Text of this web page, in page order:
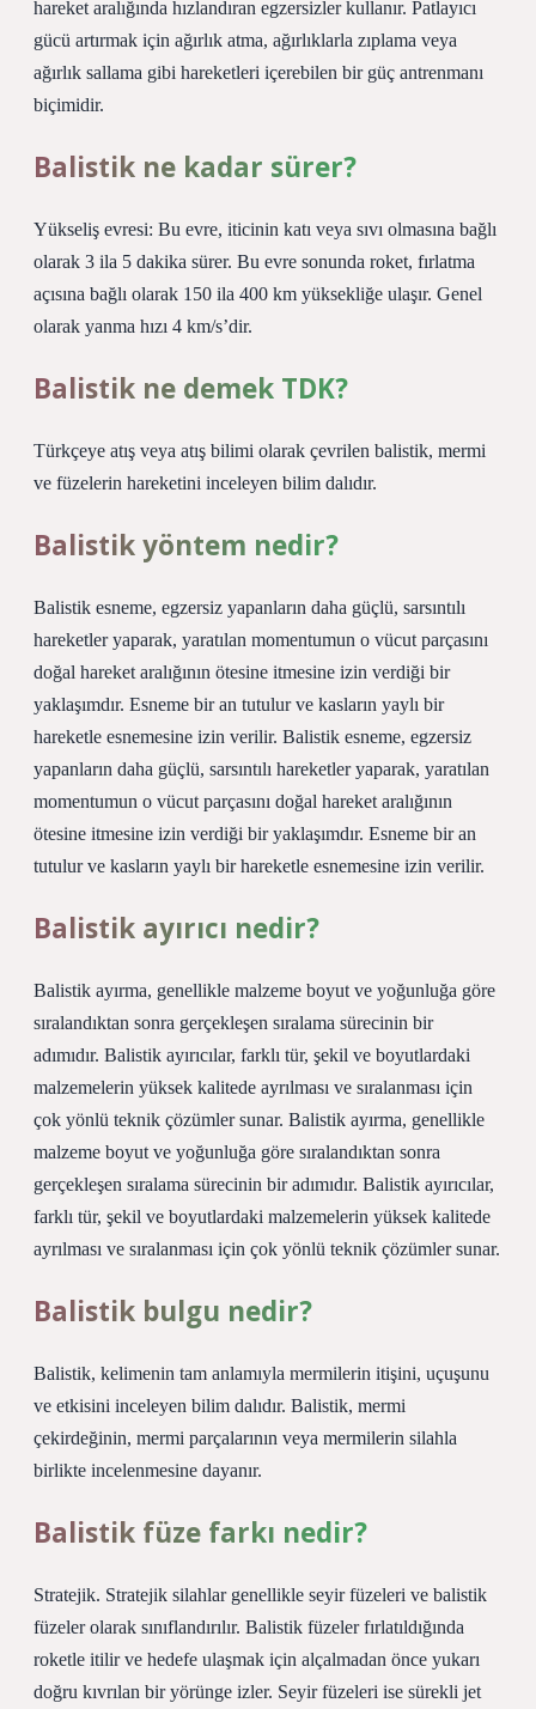
hareket aralığında hızlandıran egzersizler kullanır. Patlayıcı
gücü artırmak için ağırlık atma, ağırlıklarla zıplama veya
ağırlık sallama gibi hareketleri içerebilen bir güç antrenmanı
biçimidir.
Balistik ne kadar sürer?
Yükseliş evresi: Bu evre, iticinin katı veya sıvı olmasına bağlı
olarak 3 ila 5 dakika sürer. Bu evre sonunda roket, fırlatma
açısına bağlı olarak 150 ila 400 km yüksekliğe ulaşır. Genel
olarak yanma hızı 4 km/s’dir.
Balistik ne demek TDK?
Türkçeye atış veya atış bilimi olarak çevrilen balistik, mermi
ve füzelerin hareketini inceleyen bilim dalıdır.
Balistik yöntem nedir?
Balistik esneme, egzersiz yapanların daha güçlü, sarsıntılı
hareketler yaparak, yaratılan momentumun o vücut parçasını
doğal hareket aralığının ötesine itmesine izin verdiği bir
yaklaşımdır. Esneme bir an tutulur ve kasların yaylı bir
hareketle esnemesine izin verilir. Balistik esneme, egzersiz
yapanların daha güçlü, sarsıntılı hareketler yaparak, yaratılan
momentumun o vücut parçasını doğal hareket aralığının
ötesine itmesine izin verdiği bir yaklaşımdır. Esneme bir an
tutulur ve kasların yaylı bir hareketle esnemesine izin verilir.
Balistik ayırıcı nedir?
Balistik ayırma, genellikle malzeme boyut ve yoğunluğa göre
sıralandıktan sonra gerçekleşen sıralama sürecinin bir
adımıdır. Balistik ayırıcılar, farklı tür, şekil ve boyutlardaki
malzemelerin yüksek kalitede ayrılması ve sıralanması için
çok yönlü teknik çözümler sunar. Balistik ayırma, genellikle
malzeme boyut ve yoğunluğa göre sıralandıktan sonra
gerçekleşen sıralama sürecinin bir adımıdır. Balistik ayırıcılar,
farklı tür, şekil ve boyutlardaki malzemelerin yüksek kalitede
ayrılması ve sıralanması için çok yönlü teknik çözümler sunar.
Balistik bulgu nedir?
Balistik, kelimenin tam anlamıyla mermilerin itişini, uçuşunu
ve etkisini inceleyen bilim dalıdır. Balistik, mermi
çekirdeğinin, mermi parçalarının veya mermilerin silahla
birlikte incelenmesine dayanır.
Balistik füze farkı nedir?
Stratejik. Stratejik silahlar genellikle seyir füzeleri ve balistik
füzeler olarak sınıflandırılır. Balistik füzeler fırlatıldığında
roketle itilir ve hedefe ulaşmak için alçalmadan önce yukarı
doğru kıvrılan bir yörünge izler. Seyir füzeleri ise sürekli jet